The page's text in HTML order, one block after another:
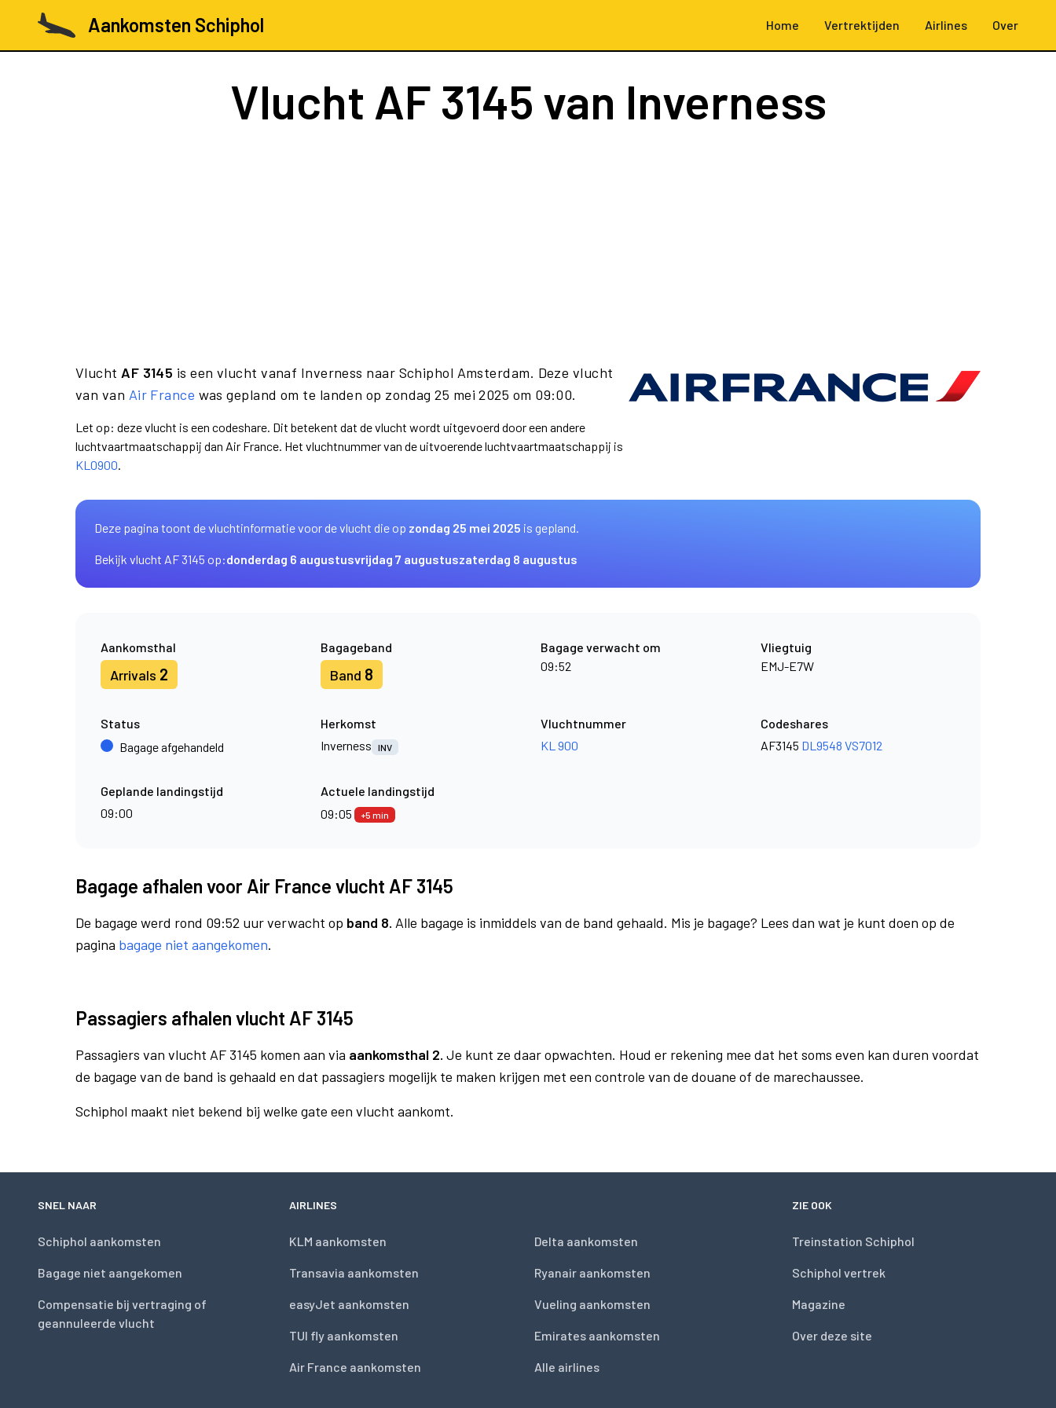
Aankomsten Schiphol Home Vertrektijden Airlines Over
Vlucht AF 3145 van Inverness
Vlucht AF 3145 is een vlucht vanaf Inverness naar Schiphol Amsterdam. Deze vlucht
van van Air France was gepland om te landen op zondag 25 mei 2025 om 09:00.
Let op: deze vlucht is een codeshare. Dit betekent dat de vlucht wordt uitgevoerd door een andere
luchtvaartmaatschappij dan Air France. Het vluchtnummer van de uitvoerende luchtvaartmaatschappij is
KL0900.
Deze pagina toont de vluchtinformatie voor de vlucht die op zondag 25 mei 2025 is gepland.
Bekijk vlucht AF 3145 op:donderdag 6 augustusvrijdag 7 augustuszaterdag 8 augustus
Aankomsthal
Arrivals 2
Bagageband
Band 8
Bagage verwacht om
09:52
Vliegtuig
EMJ-E7W
Status
Bagage afgehandeld
Herkomst
Inverness
INV
Vluchtnummer
KL 900
Codeshares
AF3145 DL9548 VS7012
Geplande landingstijd
09:00
Actuele landingstijd
09:05
+5 min
Bagage afhalen voor Air France vlucht AF 3145
De bagage werd rond 09:52 uur verwacht op band 8. Alle bagage is inmiddels van de band gehaald. Mis je bagage? Lees dan wat je kunt doen op de
pagina bagage niet aangekomen.
Passagiers afhalen vlucht AF 3145
Passagiers van vlucht AF 3145 komen aan via aankomsthal 2. Je kunt ze daar opwachten. Houd er rekening mee dat het soms even kan duren voordat
de bagage van de band is gehaald en dat passagiers mogelijk te maken krijgen met een controle van de douane of de marechaussee.
Schiphol maakt niet bekend bij welke gate een vlucht aankomt.
SNEL NAAR
Schiphol aankomsten
Bagage niet aangekomen
Compensatie bij vertraging of
geannuleerde vlucht
AIRLINES
KLM aankomsten
Transavia aankomsten
easyJet aankomsten
TUI fly aankomsten
Air France aankomsten
Delta aankomsten
Ryanair aankomsten
Vueling aankomsten
Emirates aankomsten
Alle airlines
ZIE OOK
Treinstation Schiphol
Schiphol vertrek
Magazine
Over deze site